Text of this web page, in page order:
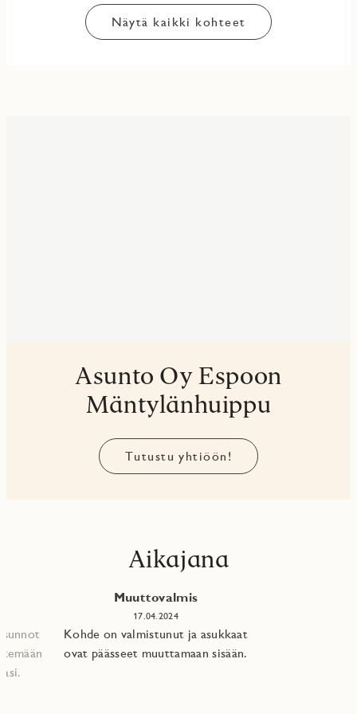
Näytä kaikki kohteet
Asunto Oy Espoon
Mäntylänhuippu
Tutustu yhtiöön!
Aikajana
Muuttovalmis
17.04.2024
Kohde on valmistunut ja asukkaat
ovat päässeet muuttamaan sisään.